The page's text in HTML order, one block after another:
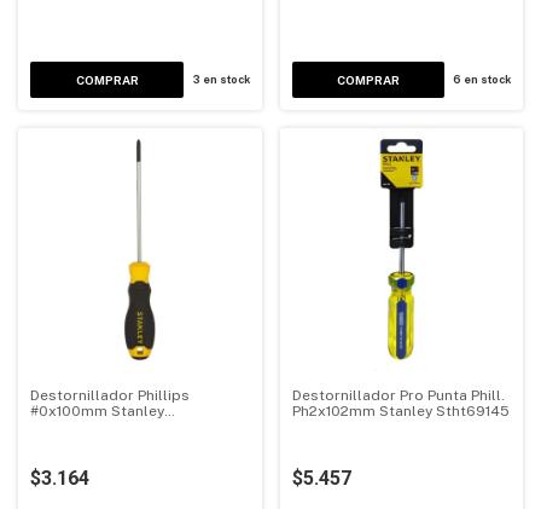
3 en stock 6 en stock
Destornillador Phillips
#0x100mm Stanley
$3.164
Destornillador Pro Punta Phill.
Ph2x102mm Stanley Stht69145
$5.457